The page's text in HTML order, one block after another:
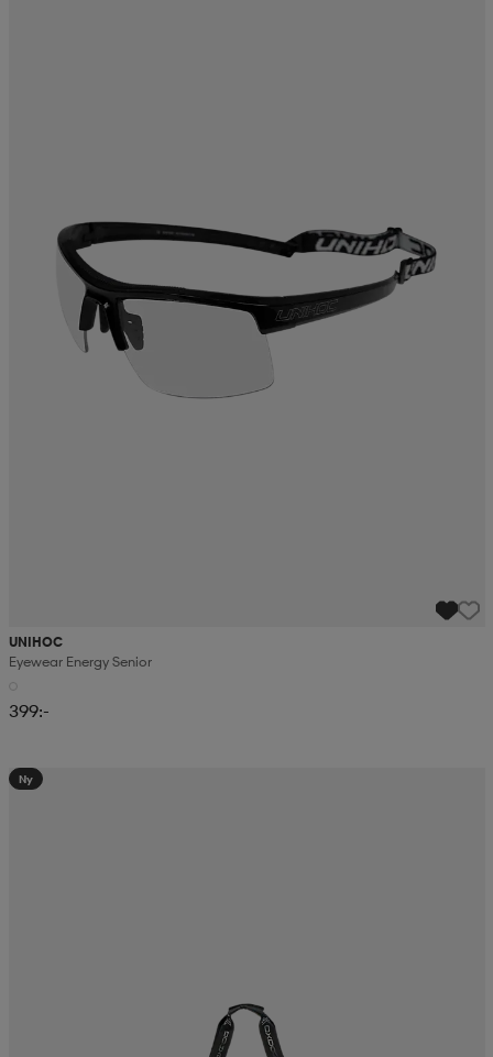
UNIHOC
Eyewear Energy Senior
399:-
Ny